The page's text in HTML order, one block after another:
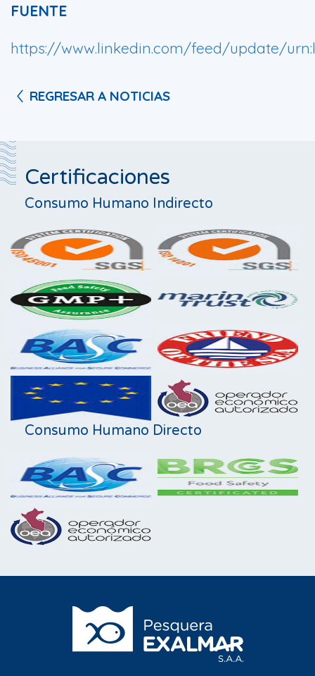
FUENTE
https://www.linkedin.com/feed/update/
REGRESAR A NOTICIAS
Certificaciones
Consumo Humano Indirecto
Consumo Humano Directo